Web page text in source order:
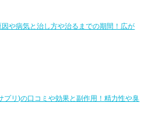
因や病気と治し方や治るまでの期間！広が
プリ)の口コミや効果と副作用！精力性や臭